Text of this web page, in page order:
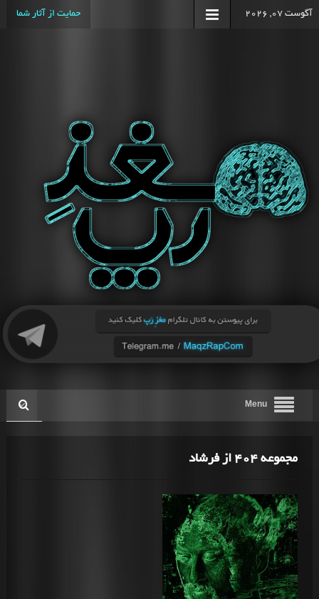
آگوست 07, 2026 حمایت از آثار شما
Menu
مجموعه 404 از فرشاد